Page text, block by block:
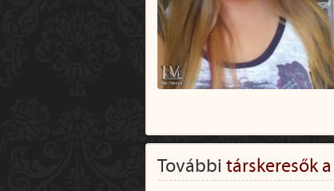
További társkeresők